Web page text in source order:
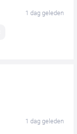
1 dag geleden
1 dag geleden